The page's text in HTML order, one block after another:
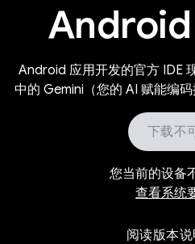
Android 应用开发的官方 IDE
中的 Gemini（您的 AI 赋能编码
下载不
您当前的设备
查看系统
阅读版本说